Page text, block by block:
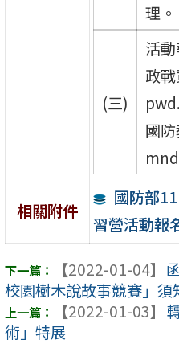
理。
(三)
活
政
國
相關附件
國防部
習營活動報
【2022-01-04】
校園樹木說故事競賽」須
【2022-01-03】
術」特展